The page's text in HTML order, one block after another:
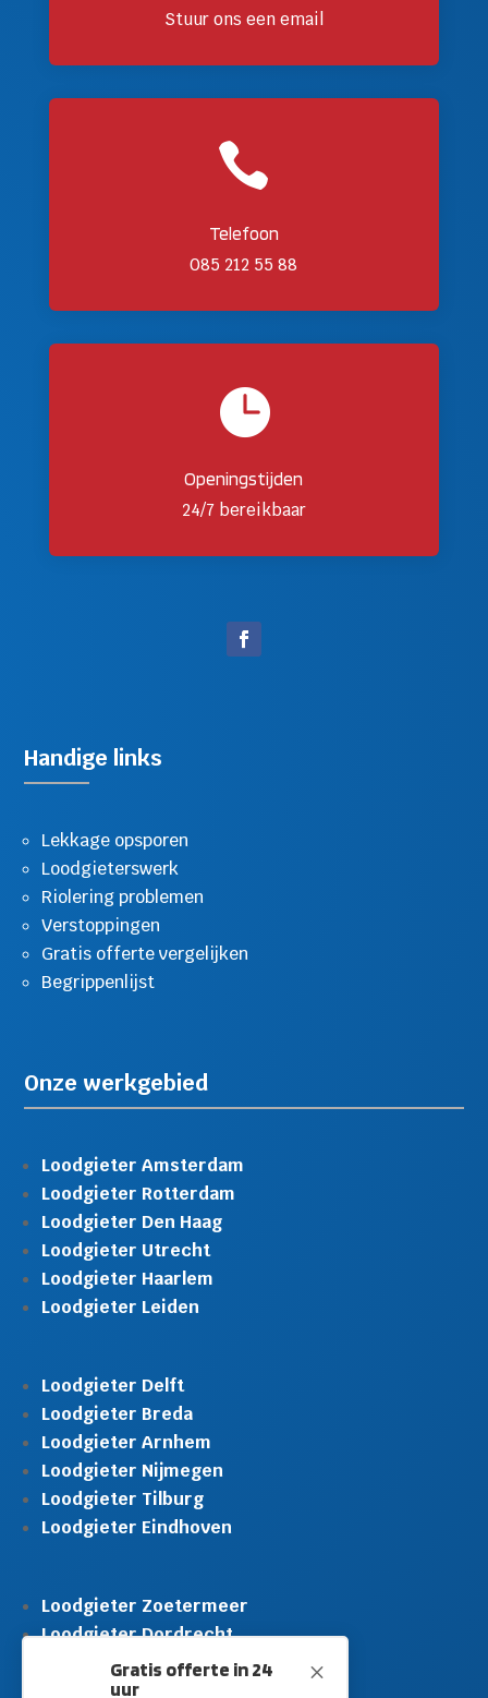
Stuur ons een email

Telefoon
085 212 55 88

Openingstijden
24/7 bereikbaar
M
Gratis offerte in 24
uur
Handige links
Lekkage opsporen
Loodgieterswerk
Riolering problemen
Verstoppingen
Gratis offerte vergelijken
Begrippenlijst
Onze werkgebied
Loodgieter Amsterdam
Loodgieter Rotterdam
Loodgieter Den Haag
Loodgieter Utrecht
Loodgieter Haarlem
Loodgieter Leiden
Loodgieter Delft
Loodgieter Breda
Loodgieter Arnhem
Loodgieter Nijmegen
Loodgieter Tilburg
Loodgieter Eindhoven
Loodgieter Zoetermeer
Loodgieter Dordrecht
Loodgieter Rijswijk
Loodgieter Schiedam